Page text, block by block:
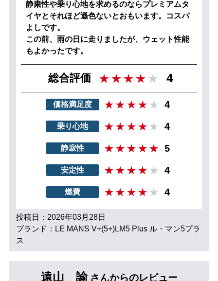
静粛性や乗り心地を求めるのならプレミアムタ
イヤとそれほど遜色ないとおもいます。コスパ
よしです。
この前、雨の日に走りましたが、ウェット性能
もよかったです。
総合評価 4
価格満足度 4
乗り心地 4
静寂性 5
安定性 4
燃費 4
投稿日：2026年03月28日
ブランド：LE MANS V+(5+)LM5 Plus ル・マン5プラ
ス
遠山 諭 さんからのレビュー